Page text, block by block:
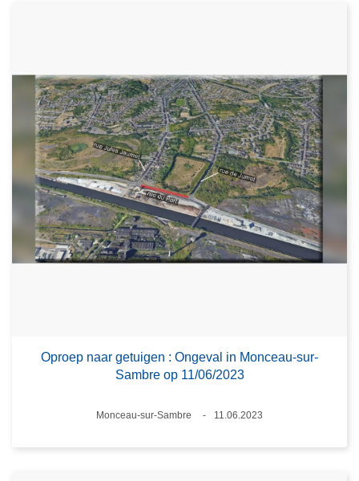
Oproep naar getuigen : Ongeval in Monceau-sur-
Sambre op 11/06/2023
Plaats
Monceau-sur-Sambre
11.06.2023